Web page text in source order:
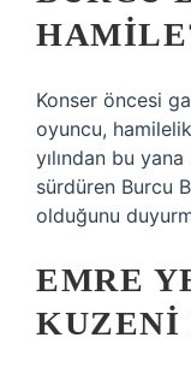
Konser öncesi
oyuncu,
yılından bu
sürdüren Burcu
olduğunu
EMRE
KUZENI